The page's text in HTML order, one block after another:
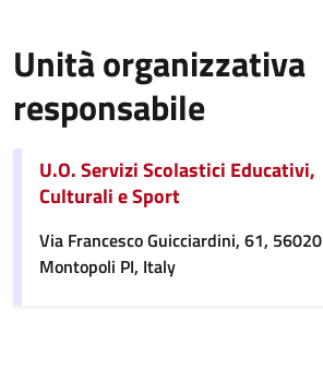
Unità organizzativa
responsabile
U.O. Servizi Scolastici Educativi,
Culturali e Sport
Via Francesco Guicciardini, 61, 56020
Montopoli PI, Italy